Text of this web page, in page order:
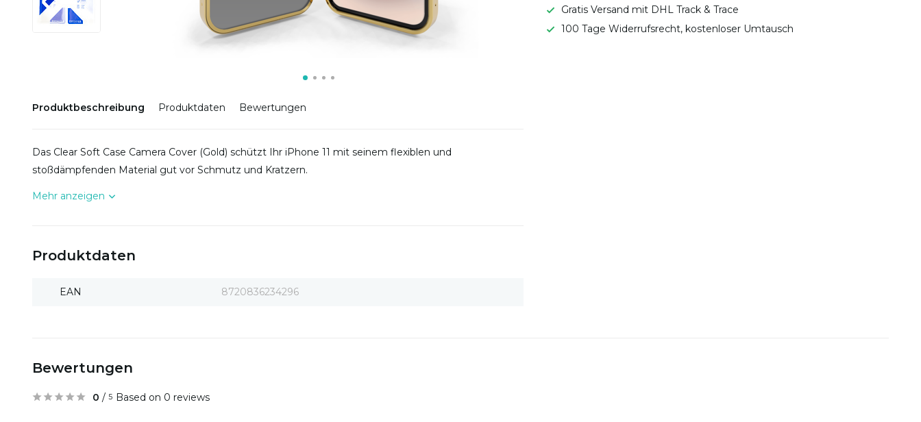
Produktbeschreibung Produktdaten Bewertungen
Das Clear Soft Case Camera Cover (Gold) schützt Ihr iPhone 11 mit seinem flexiblen und
stoßdämpfenden Material gut vor Schmutz und Kratzern.
Mehr anzeigen
Produktdaten
EAN 8720836234296
Gratis Versand mit DHL Track & Trace
100 Tage Widerrufsrecht, kostenloser Umtausch
Bewertungen
0 / 5 Based on 0 reviews